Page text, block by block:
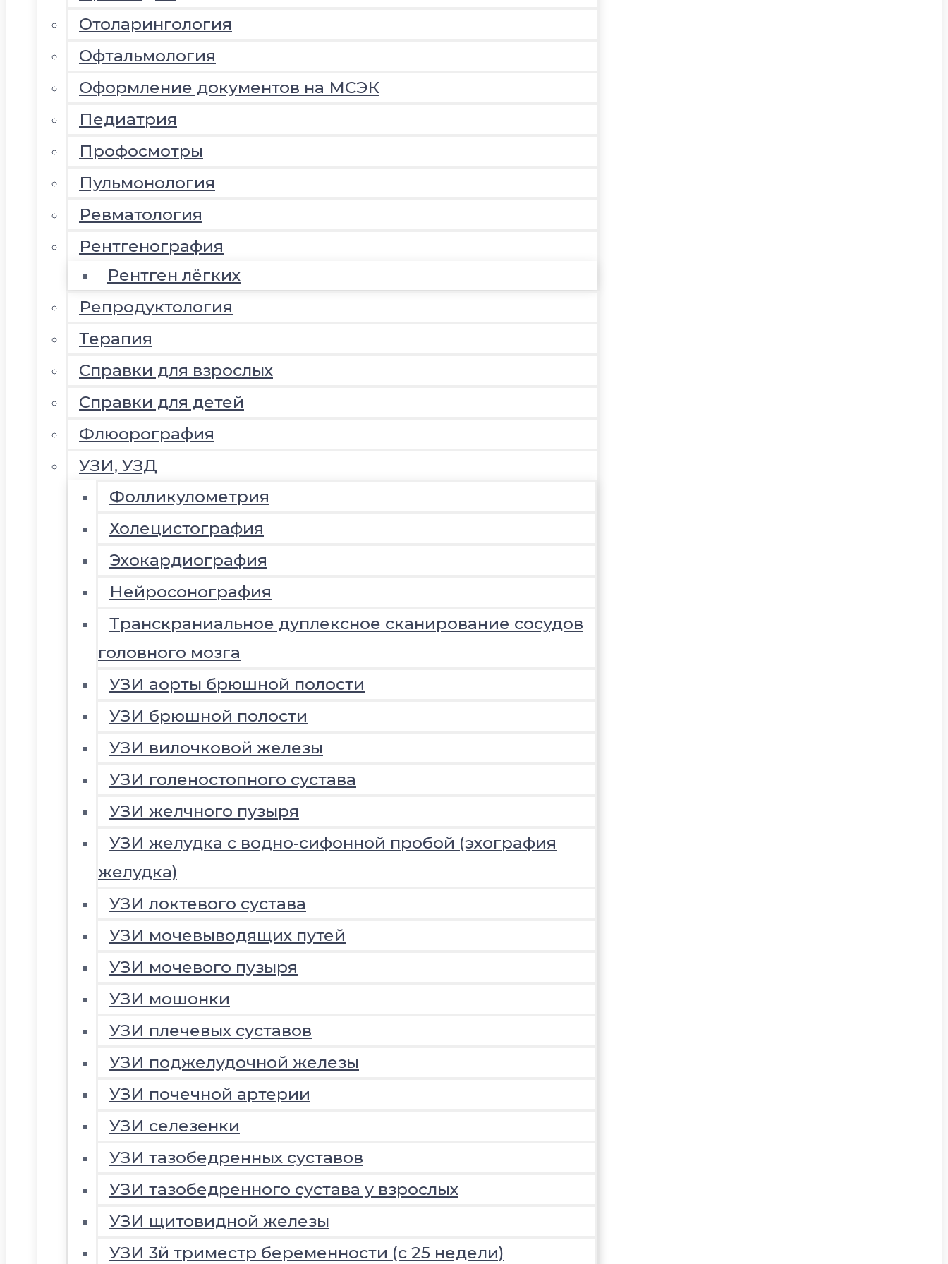
Отоларингология
Офтальмология
Оформление документов на МСЭК
Педиатрия
Профосмотры
Пульмонология
Ревматология
Рентгенография
Рентген лёгких
Репродуктология
Терапия
Справки для взрослых
Справки для детей
Флюорография
УЗИ, УЗД
Фолликулометрия
Холецистография
Эхокардиография
Нейросонография
Транскраниальное дуплексное сканирование сосудов
головного мозга
УЗИ аорты брюшной полости
УЗИ брюшной полости
УЗИ вилочковой железы
УЗИ голеностопного сустава
УЗИ желчного пузыря
УЗИ желудка с водно-сифонной пробой (эхография
желудка)
УЗИ локтевого сустава
УЗИ мочевыводящих путей
УЗИ мочевого пузыря
УЗИ мошонки
УЗИ плечевых суставов
УЗИ поджелудочной железы
УЗИ почечной артерии
УЗИ селезенки
УЗИ тазобедренных суставов
УЗИ тазобедренного сустава у взрослых
УЗИ щитовидной железы
УЗИ 3й триместр беременности (с 25 недели)